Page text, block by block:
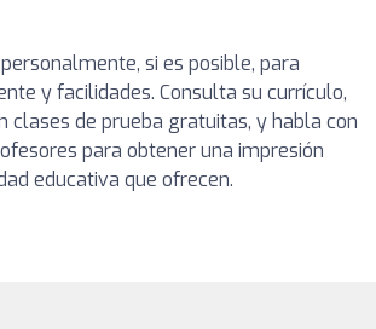
si es posible, para
y facilidades. Consulta su currículo,
clases de prueba gratuitas, y habla con
para obtener una impresión
educativa que ofrecen.